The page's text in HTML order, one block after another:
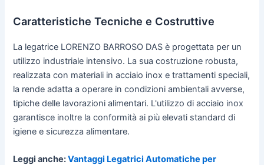
Caratteristiche Tecniche e Costruttive
La legatrice LORENZO BARROSO DAS è progettata per un
utilizzo industriale intensivo. La sua costruzione robusta,
realizzata con materiali in acciaio inox e trattamenti speciali,
la rende adatta a operare in condizioni ambientali avverse,
tipiche delle lavorazioni alimentari. L'utilizzo di acciaio inox
garantisce inoltre la conformità ai più elevati standard di
igiene e sicurezza alimentare.
Leggi anche:Vantaggi Legatrici Automatiche per